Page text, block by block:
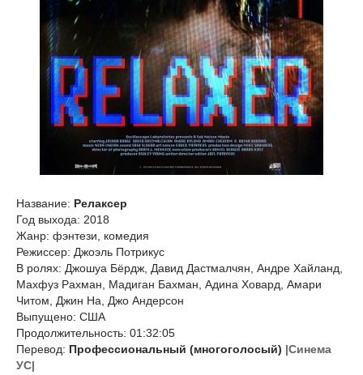
Название: Релаксер
Год выхода: 2018
Жанр: фэнтези, комедия
Режиссер: Джоэль Потрикус
В ролях: Джошуа Бёрдж, Давид Дастмалчян, Андре Хайланд,
Махфуз Рахман, Мадиган Бахман, Адина Ховард, Амари
Читом, Джин На, Джо Андерсон
Выпущено: США
Продолжительность: 01:32:05
Перевод: Профессиональный (многоголосый) |Синема
УС|